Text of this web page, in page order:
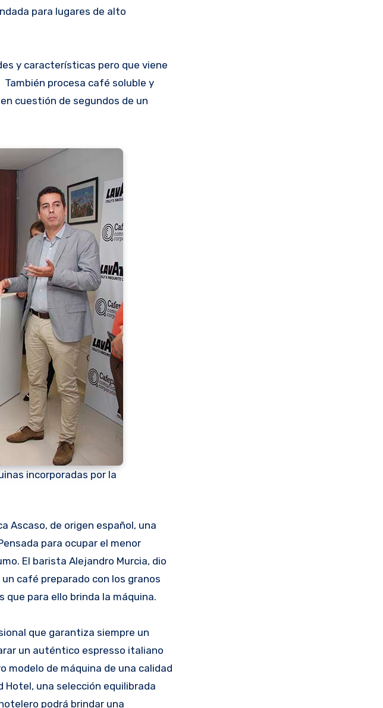
para lugares de alto
y características pero que viene
procesa café soluble y
cuestión de segundos de un
incorporadas por la
Ascaso, de origen español, una
para ocupar el menor
El barista Alejandro Murcia, dio
café preparado con los granos
para ello brinda la máquina.
que garantiza siempre un
un auténtico espresso italiano
modelo de máquina de una calidad
Hotel, una selección equilibrada
podrá brindar una